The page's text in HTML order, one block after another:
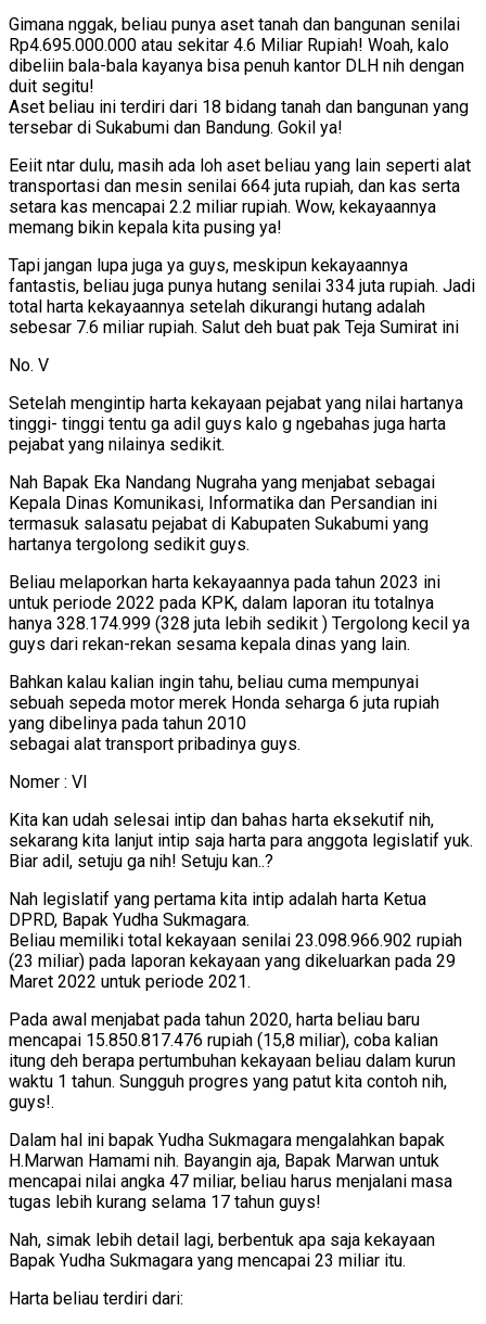
Gimana nggak, beliau punya aset tanah dan bangunan senilai
Rp4.695.000.000 atau sekitar 4.6 Miliar Rupiah! Woah, kalo
dibeliin bala-bala kayanya bisa penuh kantor DLH nih dengan
duit segitu!
Aset beliau ini terdiri dari 18 bidang tanah dan bangunan yang
tersebar di Sukabumi dan Bandung. Gokil ya!
Eeiit ntar dulu, masih ada loh aset beliau yang lain seperti alat
transportasi dan mesin senilai 664 juta rupiah, dan kas serta
setara kas mencapai 2.2 miliar rupiah. Wow, kekayaannya
memang bikin kepala kita pusing ya!
Tapi jangan lupa juga ya guys, meskipun kekayaannya
fantastis, beliau juga punya hutang senilai 334 juta rupiah. Jadi
total harta kekayaannya setelah dikurangi hutang adalah
sebesar 7.6 miliar rupiah. Salut deh buat pak Teja Sumirat ini
No. V
Setelah mengintip harta kekayaan pejabat yang nilai hartanya
tinggi- tinggi tentu ga adil guys kalo g ngebahas juga harta
pejabat yang nilainya sedikit.
Nah Bapak Eka Nandang Nugraha yang menjabat sebagai
Kepala Dinas Komunikasi, Informatika dan Persandian ini
termasuk salasatu pejabat di Kabupaten Sukabumi yang
hartanya tergolong sedikit guys.
Beliau melaporkan harta kekayaannya pada tahun 2023 ini
untuk periode 2022 pada KPK, dalam laporan itu totalnya
hanya 328.174.999 (328 juta lebih sedikit ) Tergolong kecil ya
guys dari rekan-rekan sesama kepala dinas yang lain.
Bahkan kalau kalian ingin tahu, beliau cuma mempunyai
sebuah sepeda motor merek Honda seharga 6 juta rupiah
yang dibelinya pada tahun 2010
sebagai alat transport pribadinya guys.
Nomer : VI
Kita kan udah selesai intip dan bahas harta eksekutif nih,
sekarang kita lanjut intip saja harta para anggota legislatif yuk.
Biar adil, setuju ga nih! Setuju kan..?
Nah legislatif yang pertama kita intip adalah harta Ketua
DPRD, Bapak Yudha Sukmagara.
Beliau memiliki total kekayaan senilai 23.098.966.902 rupiah
(23 miliar) pada laporan kekayaan yang dikeluarkan pada 29
Maret 2022 untuk periode 2021.
Pada awal menjabat pada tahun 2020, harta beliau baru
mencapai 15.850.817.476 rupiah (15,8 miliar), coba kalian
itung deh berapa pertumbuhan kekayaan beliau dalam kurun
waktu 1 tahun. Sungguh progres yang patut kita contoh nih,
guys!.
Dalam hal ini bapak Yudha Sukmagara mengalahkan bapak
H.Marwan Hamami nih. Bayangin aja, Bapak Marwan untuk
mencapai nilai angka 47 miliar, beliau harus menjalani masa
tugas lebih kurang selama 17 tahun guys!
Nah, simak lebih detail lagi, berbentuk apa saja kekayaan
Bapak Yudha Sukmagara yang mencapai 23 miliar itu.
Harta beliau terdiri dari: